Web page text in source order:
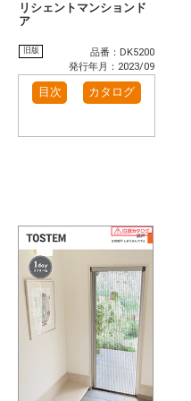
リシェントマンションド
ア
旧版
品番：DK5200
発行年月：2023/09
目次 カタログ